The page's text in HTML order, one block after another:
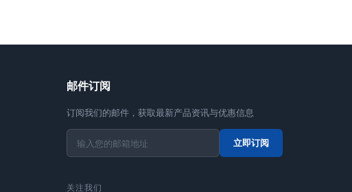
邮件订阅
订阅我们的邮件，获取最新产品资讯与优惠信息
立即订阅
关注我们